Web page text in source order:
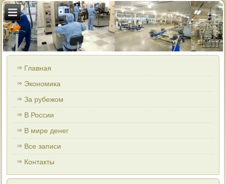
Главная
Экономика
За рубежом
В России
В мире денег
Все записи
Контакты